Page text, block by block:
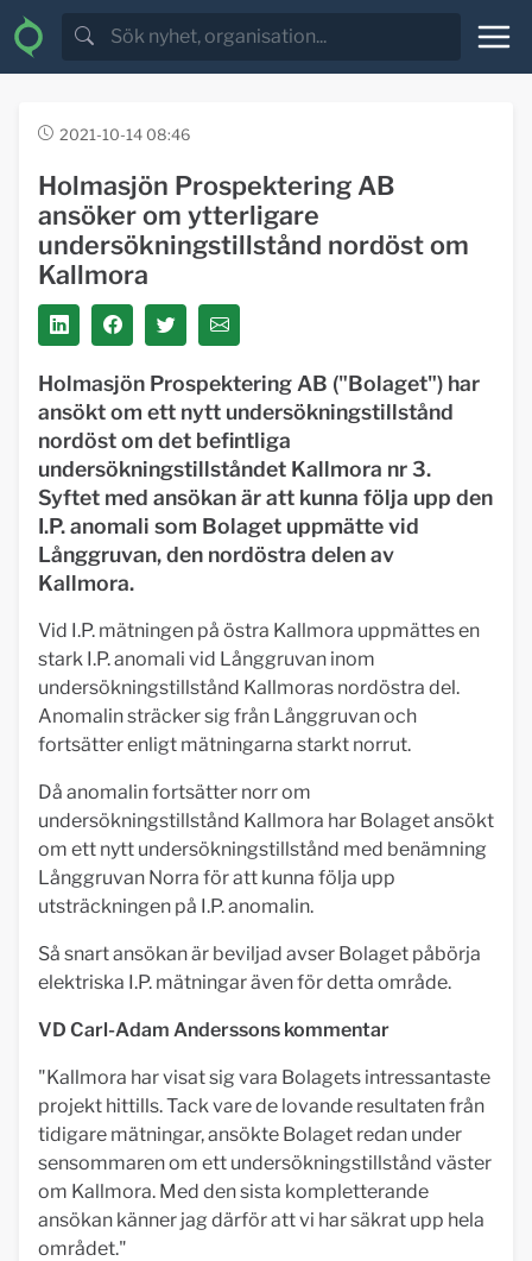
2021-10-14 08:46
Holmasjön Prospektering AB
ansöker om ytterligare
undersökningstillstånd nordöst om
Kallmora
Holmasjön Prospektering AB ("Bolaget") har
ansökt om ett nytt undersökningstillstånd
nordöst om det befintliga
undersökningstillståndet Kallmora nr 3.
Syftet med ansökan är att kunna följa upp den
I.P. anomali som Bolaget uppmätte vid
Långgruvan, den nordöstra delen av
Kallmora.
Vid I.P. mätningen på östra Kallmora uppmättes en
stark I.P. anomali vid Långgruvan inom
undersökningstillstånd Kallmoras nordöstra del.
Anomalin sträcker sig från Långgruvan och
fortsätter enligt mätningarna starkt norrut.
Då anomalin fortsätter norr om
undersökningstillstånd Kallmora har Bolaget ansökt
om ett nytt undersökningstillstånd med benämning
Långgruvan Norra för att kunna följa upp
utsträckningen på I.P. anomalin.
Så snart ansökan är beviljad avser Bolaget påbörja
elektriska I.P. mätningar även för detta område.
VD Carl-Adam Anderssons kommentar
"Kallmora har visat sig vara Bolagets intressantaste
projekt hittills. Tack vare de lovande resultaten från
tidigare mätningar, ansökte Bolaget redan under
sensommaren om ett undersökningstillstånd väster
om Kallmora. Med den sista kompletterande
ansökan känner jag därför att vi har säkrat upp hela
området."